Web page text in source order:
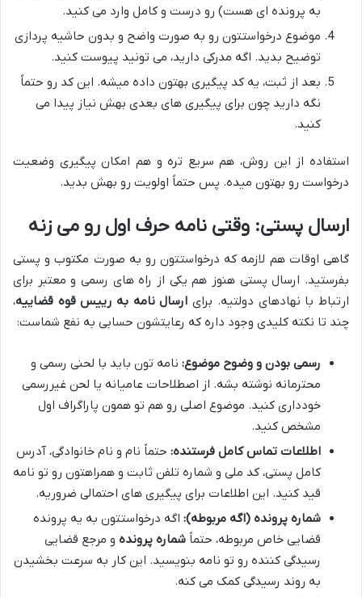
به پرونده ای هست) رو درست و کامل وارد می کنید.
موضوع درخواستتون رو به صورت واضح و بدون حاشیه پردازی
توضیح بدید. اگه مدرکی دارید، می تونید پیوست کنید.
بعد از ثبت، یه کد پیگیری بهتون داده میشه. این کد رو حتماً
نگه دارید چون برای پیگیری های بعدی بهش نیاز پیدا می
کنید.
استفاده از این روش، هم سریع تره و هم امکان پیگیری وضعیت
درخواست رو بهتون میده. پس حتماً اولویت رو بهش بدید.
ارسال پستی: وقتی نامه حرف اول رو می زنه
گاهی اوقات هم لازمه که درخواستتون رو به صورت مکتوب و پستی
بفرستید. ارسال پستی هنوز هم یکی از راه های رسمی و معتبر برای
ارتباط با نهادهای دولتیه. برای ارسال نامه به رییس قوه قضاییه،
چند تا نکته کلیدی وجود داره که رعایتشون حسابی به نفع شماست:
رسمی بودن و وضوح موضوع: نامه تون باید با لحنی رسمی و
محترمانه نوشته بشه. از اصطلاحات عامیانه یا لحن غیررسمی
خودداری کنید. موضوع اصلی رو هم تو همون پاراگراف اول
مشخص کنید.
اطلاعات تماس کامل فرستنده: حتماً نام و نام خانوادگی، آدرس
کامل پستی، کد ملی و شماره تلفن ثابت و همراهتون رو تو نامه
قید کنید. این اطلاعات برای پیگیری های احتمالی ضروریه.
شماره پرونده (اگه مربوطه): اگه درخواستتون به یه پرونده
قضایی خاص مربوطه، حتماً شماره پرونده و مرجع قضایی
رسیدگی کننده رو تو نامه بنویسید. این کار به سرعت بخشیدن
به روند رسیدگی کمک می کنه.